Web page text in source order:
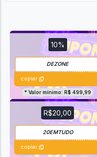
10%
copiar
* Valor mínimo: R$ 499,99
R$20,00
copiar